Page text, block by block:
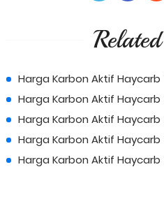
Harga Karbon Aktif
Harga Karbon Aktif
Harga Karbon Aktif
Harga Karbon Aktif
Harga Karbon Aktif